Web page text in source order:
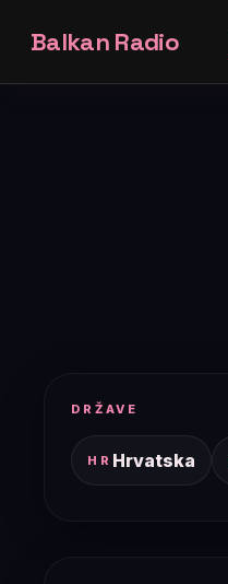
Balkan Radio
DRŽAVE
HR Hrvatska